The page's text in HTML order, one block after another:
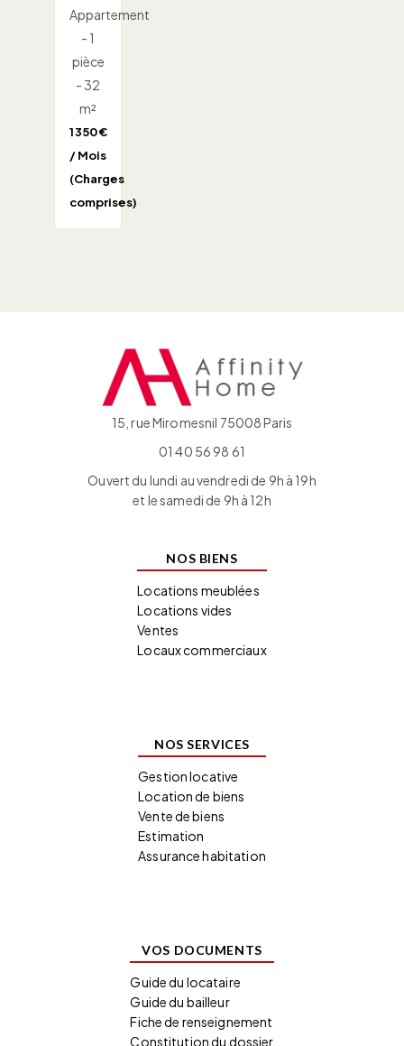
Appartement
- 1
pièce
- 32
m²
1 350 €
/ Mois
(Charges
comprises)
15, rue Miromesnil 75008 Paris
01 40 56 98 61
Ouvert du lundi au vendredi de 9h à 19h
et le samedi de 9h à 12h
NOS BIENS
Locations meublées
Locations vides
Ventes
Locaux commerciaux
NOS SERVICES
Gestion locative
Location de biens
Vente de biens
Estimation
Assurance habitation
VOS DOCUMENTS
Guide du locataire
Guide du bailleur
Fiche de renseignement
Constitution du dossier